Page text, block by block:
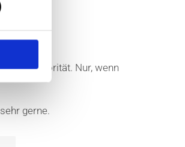
Priorität. Nur, wenn
gerne.